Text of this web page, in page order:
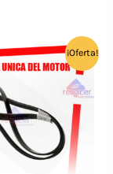
¡Oferta!